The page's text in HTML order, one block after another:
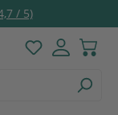
/ 5)
Vous avez 0